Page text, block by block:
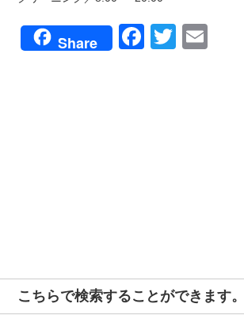
Share Facebook
Twitter
こちらで検索することができます。